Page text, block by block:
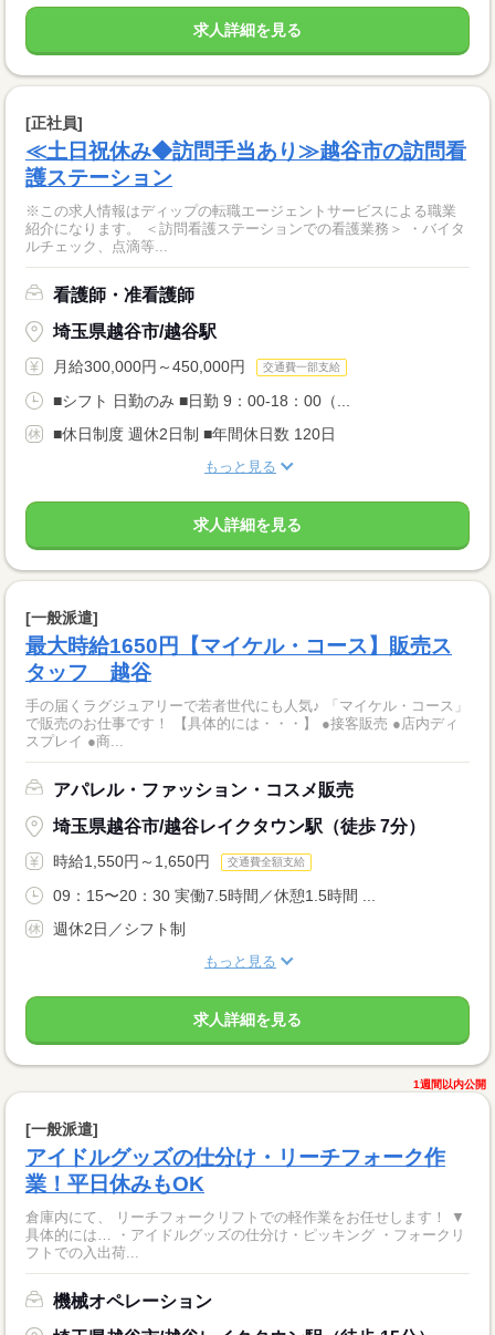
求人詳細を見る
[正社員]
≪土日祝休み◆訪問手当あり≫越谷市の訪問看
護ステーション
※この求人情報はディップの転職エージェントサービスによる職業
紹介になります。 ＜訪問看護ステーションでの看護業務＞ ・バイタ
ルチェック、点滴等...
看護師・准看護師
埼玉県越谷市/越谷駅
月給300,000円～450,000円 交通費一部支給
■シフト 日勤のみ ■日勤 9：00-18：00（...
■休日制度 週休2日制 ■年間休日数 120日
もっと見る
求人詳細を見る
[一般派遣]
最大時給1650円【マイケル・コース】販売ス
タッフ 越谷
手の届くラグジュアリーで若者世代にも人気♪ 「マイケル・コース」
で販売のお仕事です！ 【具体的には・・・】 ●接客販売 ●店内ディ
スプレイ ●商...
アパレル・ファッション・コスメ販売
埼玉県越谷市/越谷レイクタウン駅（徒歩 7分）
時給1,550円～1,650円 交通費全額支給
09：15〜20：30 実働7.5時間／休憩1.5時間 ...
週休2日／シフト制
もっと見る
求人詳細を見る
1週間以内公開
[一般派遣]
アイドルグッズの仕分け・リーチフォーク作
業！平日休みもOK
倉庫内にて、 リーチフォークリフトでの軽作業をお任せします！ ▼
具体的には… ・アイドルグッズの仕分け・ピッキング ・フォークリ
フトでの入出荷...
機械オペレーション